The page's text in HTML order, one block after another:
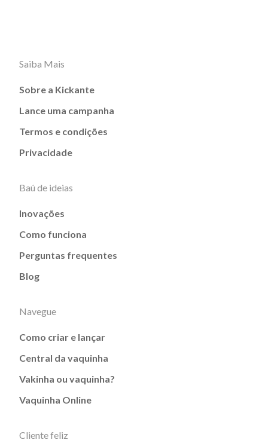
Saiba Mais
Sobre a Kickante
Lance uma campanha
Termos e condições
Privacidade
Baú de ideias
Inovações
Como funciona
Perguntas frequentes
Blog
Navegue
Como criar e lançar
Central da vaquinha
Vakinha ou vaquinha?
Vaquinha Online
Cliente feliz